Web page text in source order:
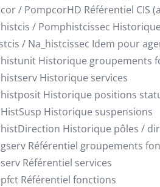
/ PompcorHD Référentiel CIS
/ Pomphistcissec
/ Na_histcissec Idem pour
Historique groupements
Historique services
Historique positions
Historique suspensions
Historique pôles /
Référentiel groupements
Référentiel services
Référentiel fonctions